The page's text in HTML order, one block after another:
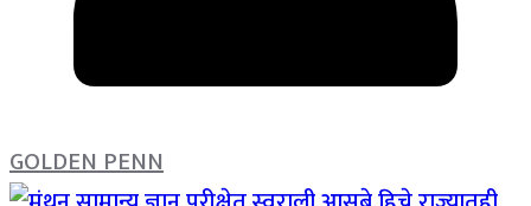
GOLDEN PENN